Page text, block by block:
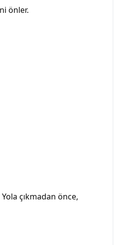
önler.
çıkmadan önce,